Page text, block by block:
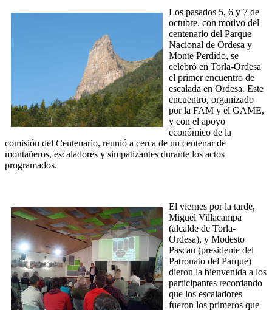
Los pasados 5, 6 y 7 de
octubre, con motivo del
centenario del Parque
Nacional de Ordesa y
Monte Perdido, se
celebró en Torla-Ordesa
el primer encuentro de
escalada en Ordesa. Este
encuentro, organizado
por la FAM y el GAME,
y con el apoyo
económico de la
comisión del Centenario, reunió a cerca de un centenar de
montañeros, escaladores y simpatizantes durante los actos
programados.
El viernes por la tarde,
Miguel Villacampa
(alcalde de Torla-
Ordesa), y Modesto
Pascau (presidente del
Patronato del Parque)
dieron la bienvenida a los
participantes recordando
que los escaladores
fueron los primeros que